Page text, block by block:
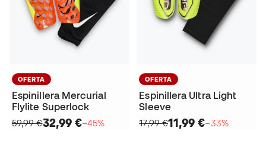
OFERTA
Espinillera Mercurial
Flylite Superlock
59,99 €32,99 €−45%
OFERTA
Espinillera Ultra Light
Sleeve
17,99 €11,99 €−33%